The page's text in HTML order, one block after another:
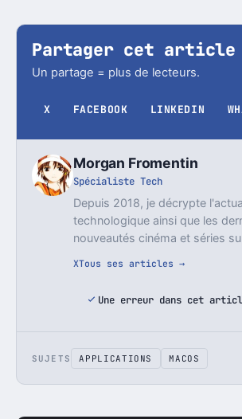
Partager cet article
Un partage = plus de lecteurs.
X FACEBOOK LINKEDIN
Morgan Fromentin
Spécialiste Tech
Depuis 2018, je décrypte
technologique ainsi que les
nouveautés cinéma et séries
XTous ses articles →
Une erreur dans cet
SUJETS APPLICATIONS MACOS